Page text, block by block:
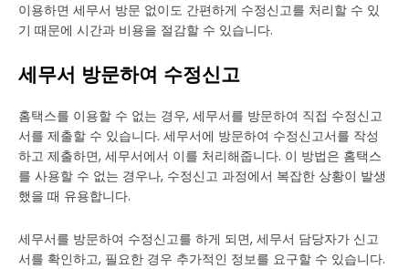
이용하면 세무서 방문 없이도 간편하게 수정신고를 처리할 수 있
기 때문에 시간과 비용을 절감할 수 있습니다.
세무서 방문하여 수정신고
홈택스를 이용할 수 없는 경우, 세무서를 방문하여 직접 수정신고
서를 제출할 수 있습니다. 세무서에 방문하여 수정신고서를 작성
하고 제출하면, 세무서에서 이를 처리해줍니다. 이 방법은 홈택스
를 사용할 수 없는 경우나, 수정신고 과정에서 복잡한 상황이 발생
했을 때 유용합니다.
세무서를 방문하여 수정신고를 하게 되면, 세무서 담당자가 신고
서를 확인하고, 필요한 경우 추가적인 정보를 요구할 수 있습니다.